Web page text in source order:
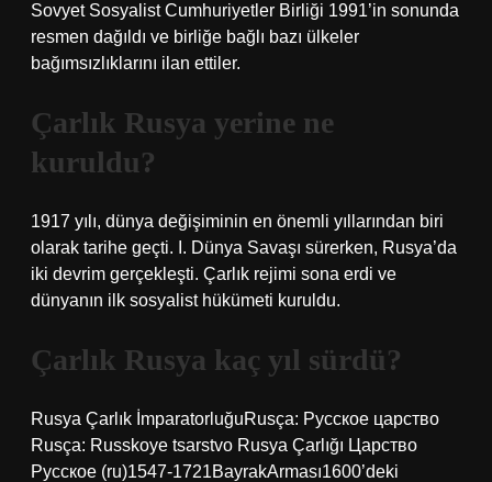
Sovyet Sosyalist Cumhuriyetler Birliği 1991’in sonunda
resmen dağıldı ve birliğe bağlı bazı ülkeler
bağımsızlıklarını ilan ettiler.
Çarlık Rusya yerine ne
kuruldu?
1917 yılı, dünya değişiminin en önemli yıllarından biri
olarak tarihe geçti. I. Dünya Savaşı sürerken, Rusya’da
iki devrim gerçekleşti. Çarlık rejimi sona erdi ve
dünyanın ilk sosyalist hükümeti kuruldu.
Çarlık Rusya kaç yıl sürdü?
Rusya Çarlık İmparatorluğuRusça: Русское царство
Rusça: Russkoye tsarstvo Rusya Çarlığı Царство
Русское (ru)1547-1721BayrakArması1600’deki